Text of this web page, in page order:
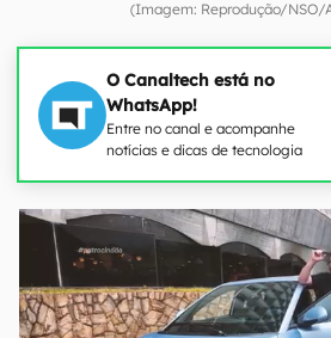
(Imagem: Reprodução/NSO/
O Canaltech está no
WhatsApp!
Entre no canal e acompanhe
notícias e dicas de tecnologia